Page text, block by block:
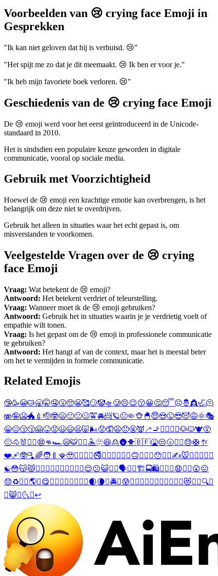
Voorbeelden van 😢 crying face Emoji in
Gesprekken
"Ik kan niet geloven dat hij is verhuisd. 😢"
"Het spijt me zo dat je dit meemaakt. 😢 Ik ben er voor je."
"Ik heb mijn favoriete boek verloren. 😢"
Geschiedenis van de 😢 crying face Emoji
De 😢 emoji werd voor het eerst geïntroduceerd in de Unicode-
standaard in 2010.
Het is sindsdien een populaire keuze geworden in digitale
communicatie, vooral op sociale media.
Gebruik met Voorzichtigheid
Hoewel de 😢 emoji een krachtige emotie kan overbrengen, is het
belangrijk om deze niet te overdrijven.
Gebruik het alleen in situaties waar het echt gepast is, om
misverstanden te voorkomen.
Veelgestelde Vragen over de 😢 crying
face Emoji
Vraag: Wat betekent de 😢 emoji?
Antwoord: Het betekent verdriet of teleurstelling.
Vraag: Wanneer moet ik de 😢 emoji gebruiken?
Antwoord: Gebruik het in situaties waarin je je verdrietig voelt of
empathie wilt tonen.
Vraag: Is het gepast om de 😢 emoji in professionele communicatie
te gebruiken?
Antwoord: Het hangt af van de context, maar het is meestal beter
om het te vermijden in formele communicatie.
Related Emojis
🤥🥳😭😿🥱🤫🤤🤧🥺😬🥰😏🤡🛸 🥲😣😉😗😀🤔😴☹️🤴👸🦏🫠
🫨🤪🥶🐲 💉 🫡🤓😫🙂🙁🥴🚖🚘📨🪐😐🤏🐵 🐣😇😍😜😎😈😅🌞🎭
😁😊😚😙🤗😝😡😃😄😦🐷🌬️😟🤦😩😠🤬👿 🦯 🚬 🤦‍♂️ 🤦‍♀️🐶🐱🐮😵
😔🐴 🐰 🤽‍♂️😨👊🏎️😪🐯🤽‍♀️🤽🫥😆🙎🌚🐥🇧🇫🤮😒🌝🤾‍♂️😓🛟 🪡
❤️‍🩹🥸🫗 🌈🧑‍🍼 🪭🥹😶‍🌫️ 💩 🦀🚭👨‍🍼 🇸🇷 👾 🧐🙃🤛 🤜 🥵😯💗 👋✍️🐭🥏 🤿 🥌 🎰 🎨
☯️😳😽😾💓 💨 🙌 🧟‍♂️ 🧟‍♀️ 🤺 🎣 👟😌😕😺💖 👏🗣️🐳 🍛🏗️🚍🛍️🛒 🤢 🤯😧💞 🎑😲😖
😞♻️🤾‍♀️🌎🤑😋⛹️‍♂️ 🤾 🎴 👨‍🏭 👩‍🏭🌒🌘🍻🚔🤠😰💁‍♂️ 🙋‍♂️ 💆‍♂️ 💇‍♂️ 🏋️‍♂️ 👬😻⛹️‍♀️🔍🔎
⛹️😸🦻🌜🌛↩️